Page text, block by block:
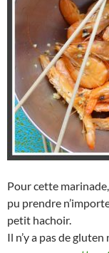
Pour cette
pu prendre
petit hachoir.
Il n’y a pas de